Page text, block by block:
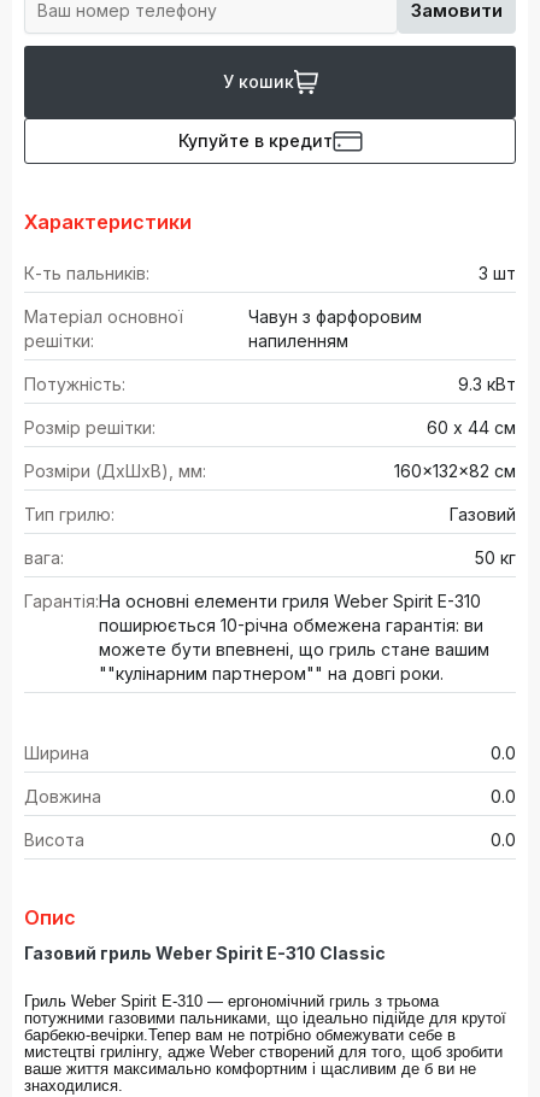
Замовити
У кошик
Купуйте в кредит
Характеристики
К-ть пальників: 3 шт
Матеріал основної
решітки:
Чавун з фарфоровим
напиленням
Потужність: 9.3 кВт
Розмір решітки: 60 х 44 см
Розміри (ДхШхВ), мм: 160x132x82 см
Тип грилю: Газовий
вага: 50 кг
Гарантія:На основні елементи гриля Weber Spirit E-310
поширюється 10-річна обмежена гарантія: ви
можете бути впевнені, що гриль стане вашим
""кулінарним партнером"" на довгі роки.
Ширина 0.0
Довжина 0.0
Висота 0.0
Опис
Газовий гриль Weber Spirit E-310 Classic
Гриль Weber Spirit E-310 — ергономічний гриль з трьома
потужними газовими пальниками, що ідеально підійде для крутої
барбекю-вечірки.Тепер вам не потрібно обмежувати себе в
мистецтві грилінгу, адже Weber створений для того, щоб зробити
ваше життя максимально комфортним і щасливим де б ви не
знаходилися.